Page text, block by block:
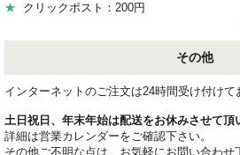
★ クリックポスト：200円
その他
インターネットのご注文は24時間受け付けて
土日祝日、年末年始は配送をお休みさせて頂
詳細は営業カレンダーをご確認下さい。
その他ご不明な点は、お気軽にお問い合わせ